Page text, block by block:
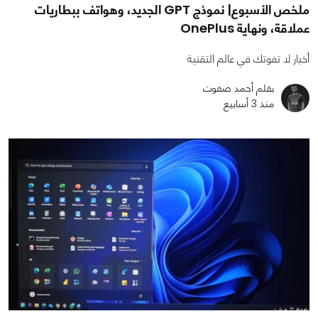
ملخص الأسبوع| نموذج GPT الجديد، وهواتف ببطاريات
عملاقة، ونهاية OnePlus
أخبار لا تفوتك في عالم التقنية
بقلم أحمد صفوت
منذ 3 أسابيع